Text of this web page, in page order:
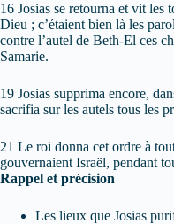
16 Josias se retourna et vit
Dieu ; c’étaient bien là les
contre l’autel de Beth-El ces
Samarie.
19 Josias supprima encore,
sacrifia sur les autels tous les
21 Le roi donna cet ordre à
gouvernaient Israël, pendant
Rappel et précision
Les lieux que Josias